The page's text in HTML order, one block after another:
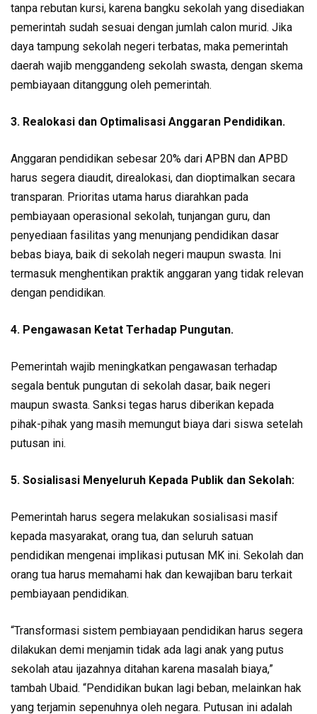
tanpa rebutan kursi, karena bangku sekolah yang disediakan
pemerintah sudah sesuai dengan jumlah calon murid. Jika
daya tampung sekolah negeri terbatas, maka pemerintah
daerah wajib menggandeng sekolah swasta, dengan skema
pembiayaan ditanggung oleh pemerintah.
3. Realokasi dan Optimalisasi Anggaran Pendidikan.
Anggaran pendidikan sebesar 20% dari APBN dan APBD
harus segera diaudit, direalokasi, dan dioptimalkan secara
transparan. Prioritas utama harus diarahkan pada
pembiayaan operasional sekolah, tunjangan guru, dan
penyediaan fasilitas yang menunjang pendidikan dasar
bebas biaya, baik di sekolah negeri maupun swasta. Ini
termasuk menghentikan praktik anggaran yang tidak relevan
dengan pendidikan.
4. Pengawasan Ketat Terhadap Pungutan.
Pemerintah wajib meningkatkan pengawasan terhadap
segala bentuk pungutan di sekolah dasar, baik negeri
maupun swasta. Sanksi tegas harus diberikan kepada
pihak-pihak yang masih memungut biaya dari siswa setelah
putusan ini.
5. Sosialisasi Menyeluruh Kepada Publik dan Sekolah:
Pemerintah harus segera melakukan sosialisasi masif
kepada masyarakat, orang tua, dan seluruh satuan
pendidikan mengenai implikasi putusan MK ini. Sekolah dan
orang tua harus memahami hak dan kewajiban baru terkait
pembiayaan pendidikan.
“Transformasi sistem pembiayaan pendidikan harus segera
dilakukan demi menjamin tidak ada lagi anak yang putus
sekolah atau ijazahnya ditahan karena masalah biaya,”
tambah Ubaid. “Pendidikan bukan lagi beban, melainkan hak
yang terjamin sepenuhnya oleh negara. Putusan ini adalah